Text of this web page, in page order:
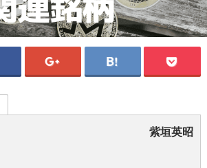
紫垣英昭